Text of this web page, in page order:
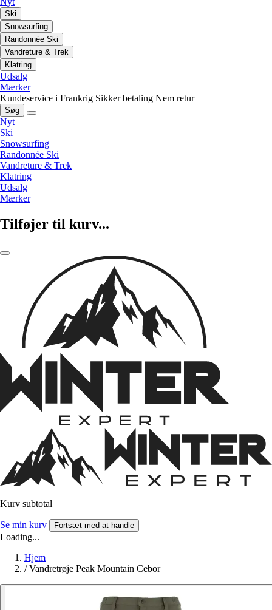
Ski
Snowsurfing
Randonnée Ski
Vandreture & Trek
Klatring
Udsalg
Mærker
Kundeservice i Frankrig Sikker betaling Nem retur
Søg
Nyt
Ski
Snowsurfing
Randonnée Ski
Vandreture & Trek
Klatring
Udsalg
Mærker
Tilføjer til kurv...
Kurv subtotal
Se min kurv Fortsæt med at handle
Loading...
Hjem
/ Vandretrøje Peak Mountain Cebor